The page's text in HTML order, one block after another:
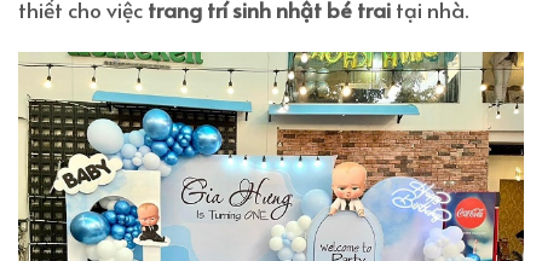
thiết cho việc trang trí sinh nhật bé trai tại nhà.